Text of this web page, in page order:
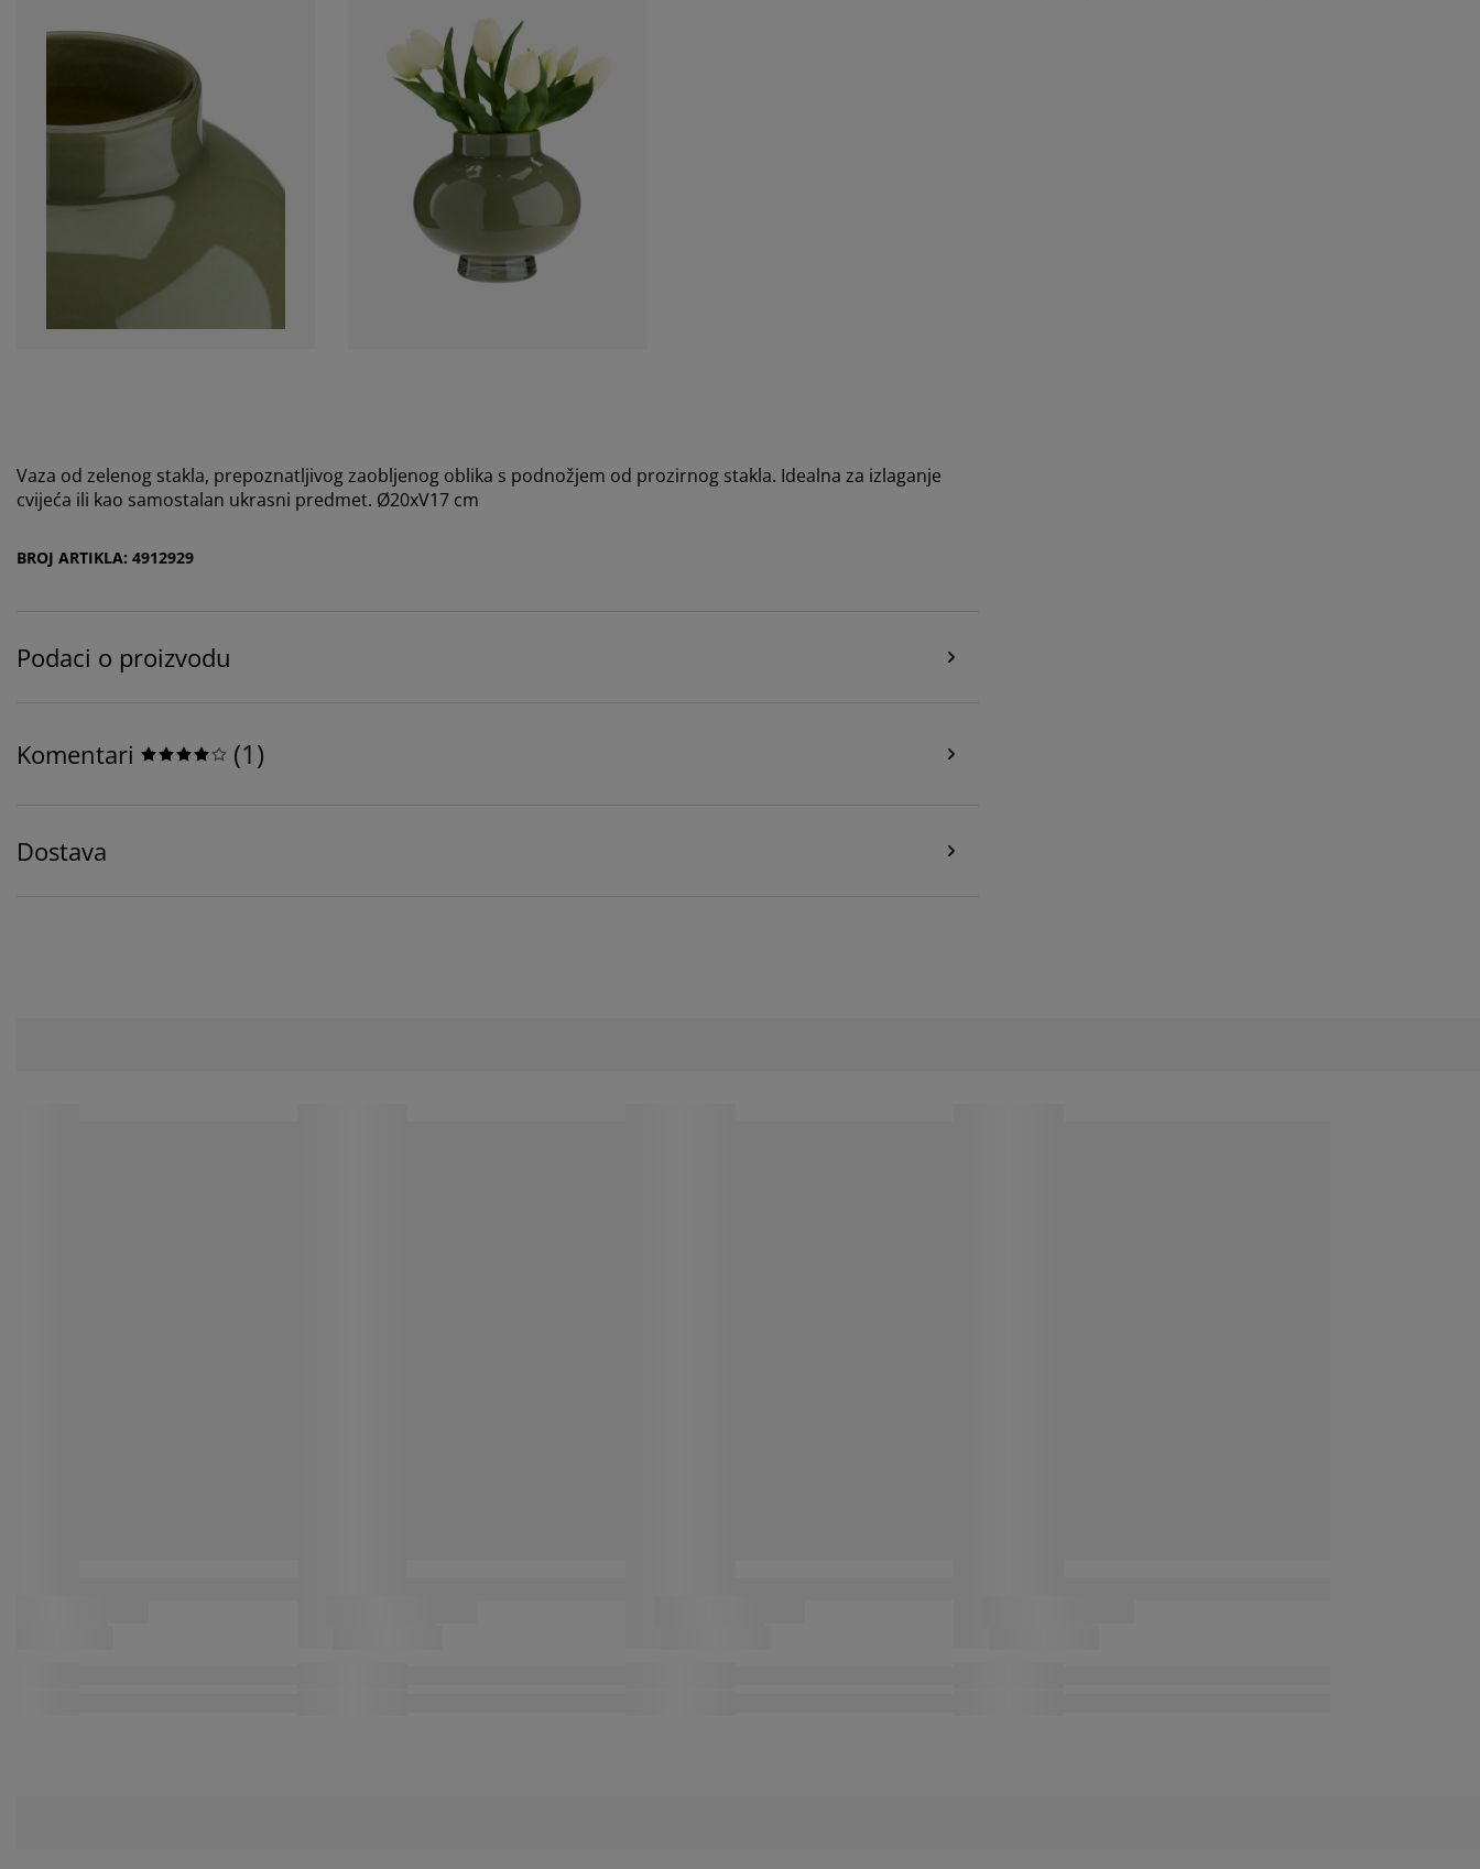
Vaza od zelenog stakla, prepoznatljivog zaobljenog oblika s podnožjem od prozirnog stakla. Idealna za izlaganje
cvijeća ili kao samostalan ukrasni predmet. Ø20xV17 cm
BROJ ARTIKLA: 4912929
Podaci o proizvodu
Komentari (1)
Dostava